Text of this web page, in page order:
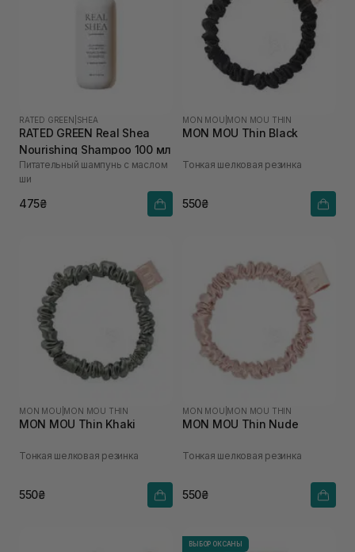
RATED GREEN SHEA
RATED GREEN Real Shea
Nourishing Shampoo 100 мл
Питательный шампунь с маслом
ши
475₴
MON MOU MON MOU THIN
MON MOU Thin Black
Тонкая шелковая резинка
550₴
MON MOU MON MOU THIN
MON MOU Thin Khaki
Тонкая шелковая резинка
550₴
MON MOU MON MOU THIN
MON MOU Thin Nude
Тонкая шелковая резинка
550₴
ВЫБОР ОКСАНЫ